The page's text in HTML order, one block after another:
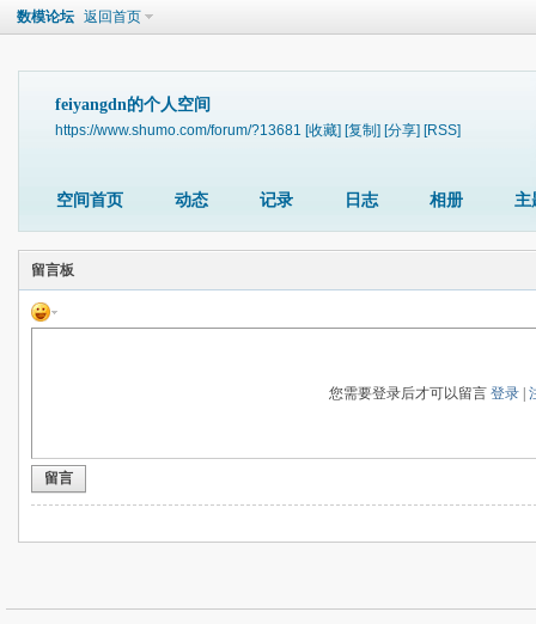
数模论坛 返回首页
feiyangdn的个人空间
https://www.shumo.com/forum/?13681 [收藏] [复制] [分享] [RSS]
空间首页 动态 记录 日志 相册 主
留言板
您需要登录后才可以留言登录 |
留言